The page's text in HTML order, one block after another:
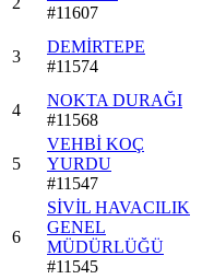
#11607
3
DEMİRTEPE
#11574
4
NOKTA DURAĞI
#11568
5
VEHBİ KOÇ
YURDU
#11547
6
SİVİL HAVACILIK
GENEL
MÜDÜRLÜĞÜ
#11545